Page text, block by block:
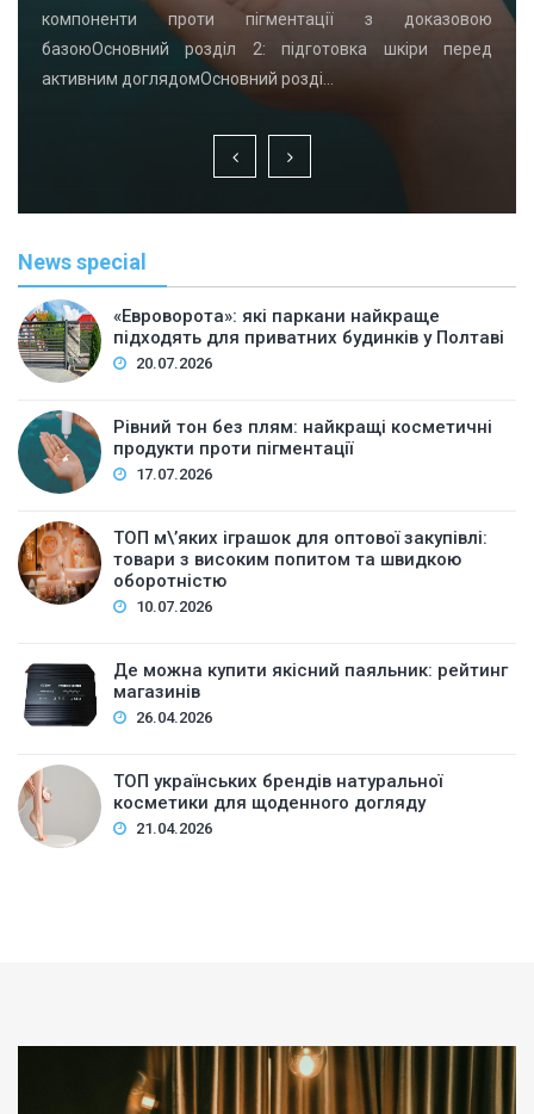
компоненти проти пігментації з доказовою
базоюОсновний розділ 2: підготовка шкіри перед
активним доглядомОсновний розді…
News special
«Евроворота»: які паркани найкраще
підходять для приватних будинків у Полтаві
20.07.2026
Рівний тон без плям: найкращі косметичні
продукти проти пігментації
17.07.2026
ТОП м\’яких іграшок для оптової закупівлі:
товари з високим попитом та швидкою
оборотністю
10.07.2026
Де можна купити якісний паяльник: рейтинг
магазинів
26.04.2026
ТОП українських брендів натуральної
косметики для щоденного догляду
21.04.2026